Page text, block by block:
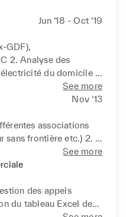
téléphone, e‑mail ou
française et
panier moyen en
de ventes
besoins en
un suivi optimal
Être force de
des
7. Faciliter
en prêtant main
Jun ‘18 - Oct ‘19
GDF),
2. Analyse des
du domicile
adaptée aux
vente additionnelle
de la relation client
(ex‑GDF) 6.
formation de
d'une équipe
etc.) 7. Analyse et
l'équipe commerciale.
See more
Nov ‘13
associations
sans frontière etc.) 2.
par prélèvement
téléphonique
See more
des appels
du tableau Excel des